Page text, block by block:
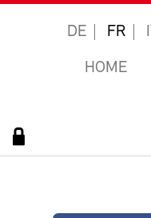
DE FR
HOME